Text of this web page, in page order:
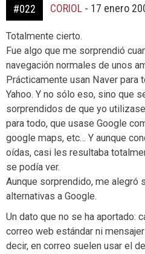
#022 CORIOL - 17 enero
Totalmente cierto.
Fue algo que me sorprendió
navegación normales de unos
Prácticamente usan Naver para
Yahoo. Y no sólo eso, sino que
sorprendidos de que yo
para todo, que usase Google
google maps, etc… Y aunque
oídas, casi les resultaba
se podía ver.
Aunque sorprendido, me alegró
alternativas a Google.
Un dato que no se ha aportado:
correo web estándar ni
decir, en correo suelen usar el